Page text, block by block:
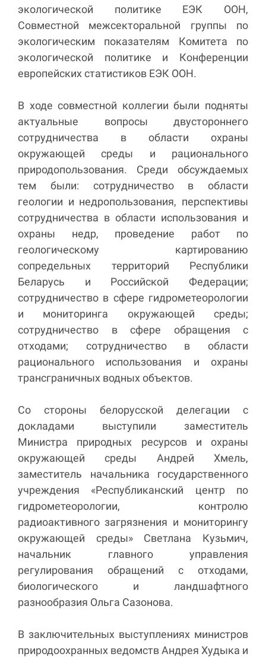
экологической политике ЕЭК ООН,
Совместной межсекторальной группы по
экологическим показателям Комитета по
экологической политике и Конференции
европейских статистиков ЕЭК ООН.
В ходе совместной коллегии были подняты
актуальные вопросы двустороннего
сотрудничества в области охраны
окружающей среды и рационального
природопользования. Среди обсуждаемых
тем были: сотрудничество в области
геологии и недропользования, перспективы
сотрудничества в области использования и
охраны недр, проведение работ по
геологическому картированию
сопредельных территорий Республики
Беларусь и Российской Федерации;
сотрудничество в сфере гидрометеорологии
и мониторинга окружающей среды;
сотрудничество в сфере обращения с
отходами; сотрудничество в области
рационального использования и охраны
трансграничных водных объектов.
Со стороны белорусской делегации с
докладами выступили заместитель
Министра природных ресурсов и охраны
окружающей среды Андрей Хмель,
заместитель начальника государственного
учреждения «Республиканский центр по
гидрометеорологии, контролю
радиоактивного загрязнения и мониторингу
окружающей среды» Светлана Кузьмич,
начальник главного управления
регулирования обращений с отходами,
биологического и ландшафтного
разнообразия Ольга Сазонова.
В заключительных выступлениях министров
природоохранных ведомств Андрея Худыка и